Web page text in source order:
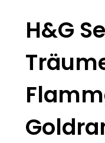
H&G